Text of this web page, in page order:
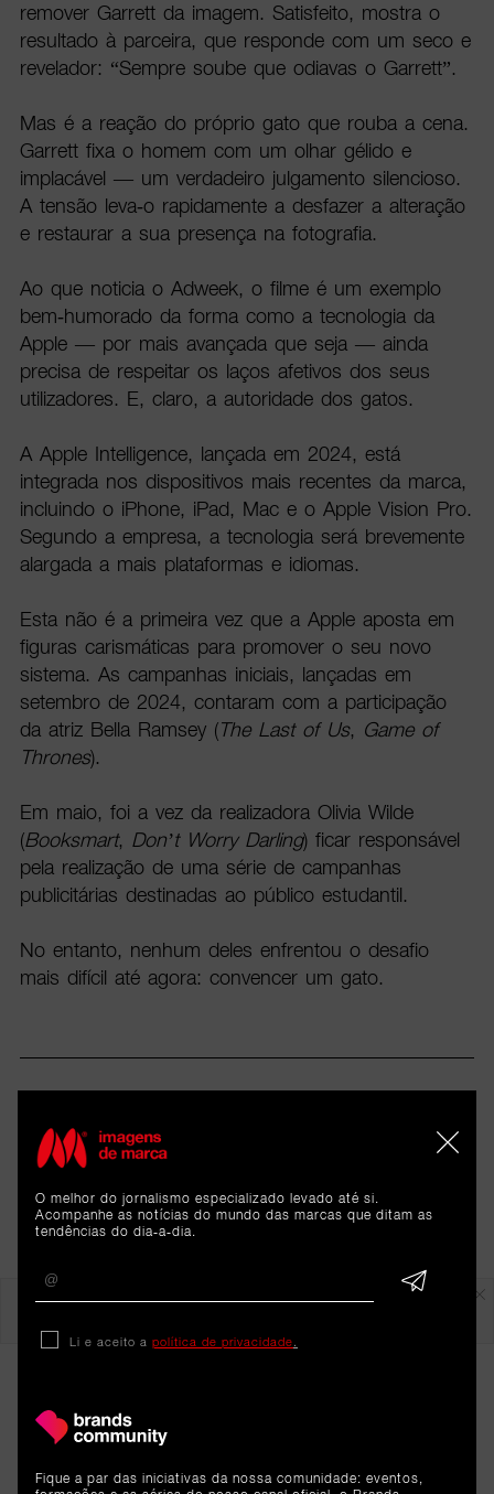
remover Garrett da imagem. Satisfeito, mostra o
resultado à parceira, que responde com um seco e
revelador: “Sempre soube que odiavas o Garrett”.
Mas é a reação do próprio gato que rouba a cena.
Garrett fixa o homem com um olhar gélido e
implacável — um verdadeiro julgamento silencioso.
A tensão leva-o rapidamente a desfazer a alteração
e restaurar a sua presença na fotografia.
Ao que noticia o Adweek, o filme é um exemplo
bem-humorado da forma como a tecnologia da
Apple — por mais avançada que seja — ainda
precisa de respeitar os laços afetivos dos seus
utilizadores. E, claro, a autoridade dos gatos.
A Apple Intelligence, lançada em 2024, está
integrada nos dispositivos mais recentes da marca,
incluindo o iPhone, iPad, Mac e o Apple Vision Pro.
Segundo a empresa, a tecnologia será brevemente
alargada a mais plataformas e idiomas.
Esta não é a primeira vez que a Apple aposta em
figuras carismáticas para promover o seu novo
sistema. As campanhas iniciais, lançadas em
setembro de 2024, contaram com a participação
da atriz Bella Ramsey (The Last of Us, Game of
Thrones).
Em maio, foi a vez da realizadora Olivia Wilde
(Booksmart, Don’t Worry Darling) ficar responsável
pela realização de uma série de campanhas
publicitárias destinadas ao público estudantil.
No entanto, nenhum deles enfrentou o desafio
mais difícil até agora: convencer um gato.
O melhor do jornalismo especializado levado até si.
Acompanhe as notícias do mundo das marcas que ditam as
tendências do dia-a-dia.
Li e aceito a política de privacidade.
Fique a par das iniciativas da nossa comunidade: eventos,